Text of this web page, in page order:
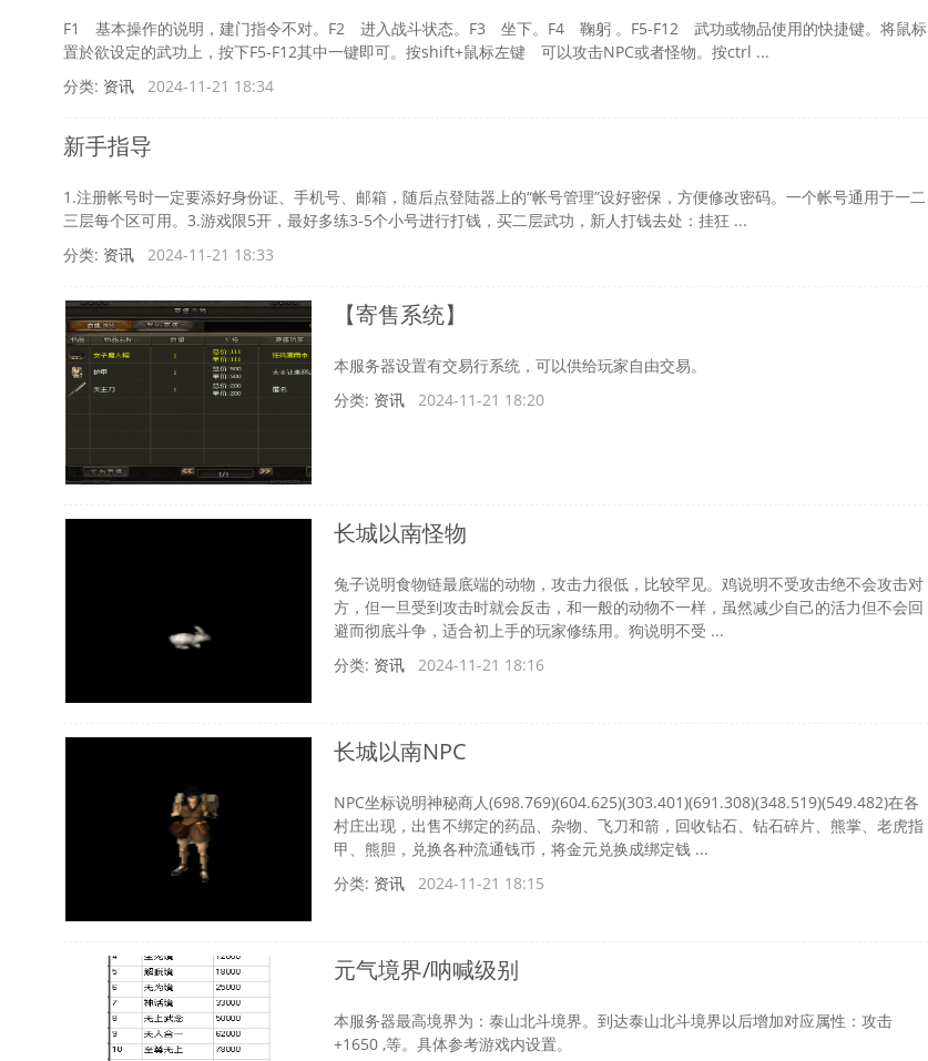
F1 基本操作的说明，建门指令不对。F2 进入战斗状态。F3 坐下。F4 鞠躬 。F5-F12 武功或物品使用的快捷键。将鼠标
置於欲设定的武功上，按下F5-F12其中一键即可。按shift+鼠标左键 可以攻击NPC或者怪物。按ctrl ...
分类: 资讯 2024-11-21 18:34
新手指导
1.注册帐号时一定要添好身份证、手机号、邮箱，随后点登陆器上的“帐号管理”设好密保，方便修改密码。一个帐号通用于一二
三层每个区可用。3.游戏限5开，最好多练3-5个小号进行打钱，买二层武功，新人打钱去处：挂狂 ...
分类: 资讯 2024-11-21 18:33
【寄售系统】
本服务器设置有交易行系统，可以供给玩家自由交易。
分类: 资讯 2024-11-21 18:20
长城以南怪物
兔子说明食物链最底端的动物，攻击力很低，比较罕见。鸡说明不受攻击绝不会攻击对
方，但一旦受到攻击时就会反击，和一般的动物不一样，虽然减少自己的活力但不会回
避而彻底斗争，适合初上手的玩家修练用。狗说明不受 ...
分类: 资讯 2024-11-21 18:16
长城以南NPC
NPC坐标说明神秘商人(698.769)(604.625)(303.401)(691.308)(348.519)(549.482)在各
村庄出现，出售不绑定的药品、杂物、飞刀和箭，回收钻石、钻石碎片、熊掌、老虎指
甲、熊胆，兑换各种流通钱币，将金元兑换成绑定钱 ...
分类: 资讯 2024-11-21 18:15
元气境界/呐喊级别
本服务器最高境界为：泰山北斗境界。到达泰山北斗境界以后增加对应属性：攻击
+1650 ,等。具体参考游戏内设置。